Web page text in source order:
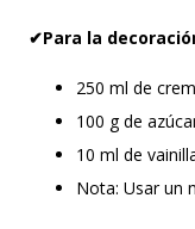
✔Para la
250 ml de
100 g de
10 ml de
Nota: Usar un